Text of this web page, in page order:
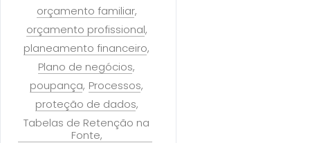
orçamento familiar
orçamento profissional
planeamento financeiro
Plano de negócios
poupança Processos
proteção de dados
Tabelas de Retenção na
Fonte